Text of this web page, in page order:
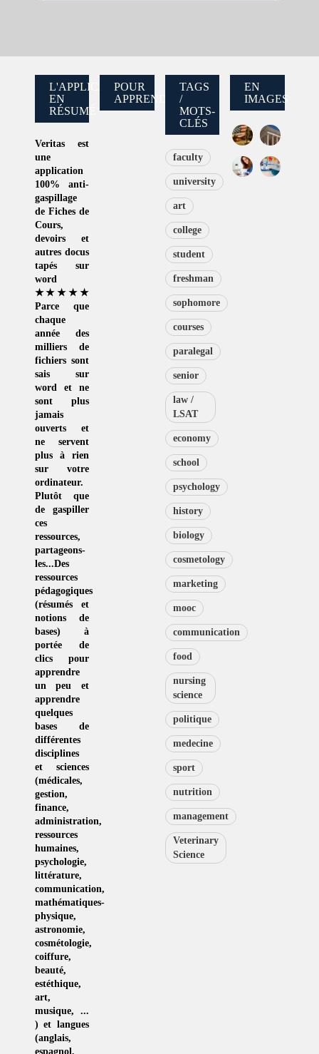
L'APPLICATION
EN
RÉSUMÉ
Veritasest
une
application
100% anti-
gaspillage
de Fiches de
Cours,
devoirs et
autres docus
tapés sur
word
★★★★★
Parce que
chaque
année des
milliers de
fichiers sont
sais sur
word et ne
sont plus
jamais
ouverts et
ne servent
plus à rien
sur votre
ordinateur.
Plutôt que
de gaspiller
ces
ressources,
partageons-
les...Des
ressources
pédagogiques
(résumés et
notions de
bases) à
portée de
clics pour
apprendre
un peu et
apprendre
quelques
bases de
différentes
disciplines
et sciences
(médicales,
gestion,
finance,
administration,
ressources
humaines,
psychologie,
littérature,
communication,
mathématiques-
physique,
astronomie,
cosmétologie,
coiffure,
beauté,
estéthique,
art,
musique, ...
) et langues
(anglais,
espagnol ,
POUR
APPRENDRE
TAGS
/
MOTS-
CLÉS
faculty
university
art
college
student
freshman
sophomore
courses
paralegal
senior
law /
LSAT
economy
school
psychology
history
biology
cosmetology
marketing
mooc
communication
food
nursing
science
politique
medecine
sport
nutrition
management
Veterinary
Science
EN
IMAGES